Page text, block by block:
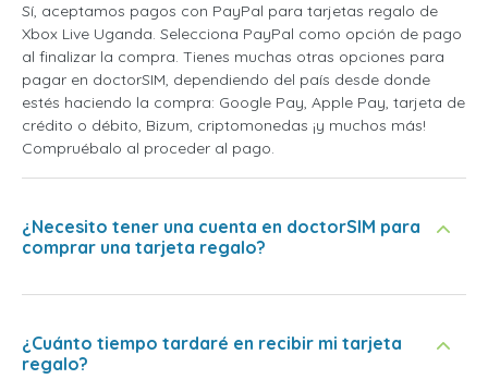
Sí, aceptamos pagos con PayPal para tarjetas regalo de
Xbox Live Uganda. Selecciona PayPal como opción de pago
al finalizar la compra. Tienes muchas otras opciones para
pagar en doctorSIM, dependiendo del país desde donde
estés haciendo la compra: Google Pay, Apple Pay, tarjeta de
crédito o débito, Bizum, criptomonedas ¡y muchos más!
Compruébalo al proceder al pago.
¿Necesito tener una cuenta en doctorSIM para
comprar una tarjeta regalo?
¿Cuánto tiempo tardaré en recibir mi tarjeta
regalo?